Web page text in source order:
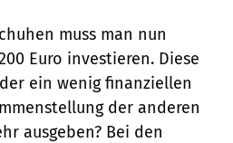
muss man nun
Euro investieren. Diese
ein wenig finanziellen
der anderen
ausgeben? Bei den